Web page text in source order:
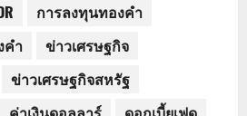
การลงทุนทองคำ
คำ
ข่าวเศรษฐกิจ
ข่าวเศรษฐกิจสหรัฐ